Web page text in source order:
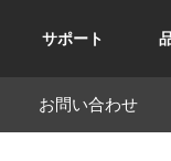
サポート
お問い合わせ